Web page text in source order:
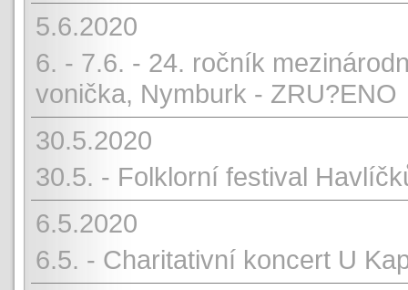
5.6.2020
6. - 7.6. - 24. ročník
vonička, Nymburk - ZRU?ENO
30.5.2020
30.5. - Folklorní festival
6.5.2020
6.5. - Charitativní koncert U